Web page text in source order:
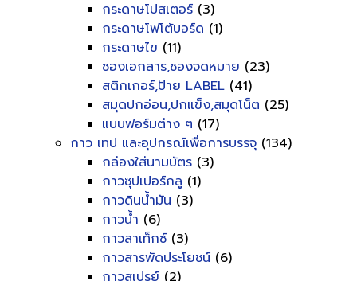
กระดาษโปสเตอร์ (3)
กระดาษโฟโต้บอร์ด (1)
กระดาษไข (11)
ซองเอกสาร,ซองจดหมาย (23)
สติกเกอร์,ป้าย LABEL (41)
สมุดปกอ่อน,ปกแข็ง,สมุดโน็ต (25)
แบบฟอร์มต่าง ๆ (17)
กาว เทป และอุปกรณ์เพื่อการบรรจุ (134)
กล่องใส่นามบัตร (3)
กาวซุปเปอร์กลู (1)
กาวดินน้ำมัน (3)
กาวน้ำ (6)
กาวลาเท็กซ์ (3)
กาวสารพัดประโยชน์ (6)
กาวสเปรย์ (2)